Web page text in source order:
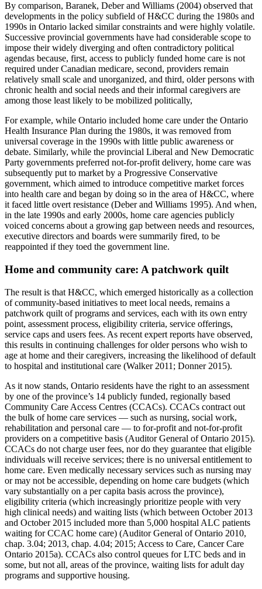
By comparison, Baranek, Deber and Williams (2004) observed that
developments in the policy subfield of H&CC during the 1980s and
1990s in Ontario lacked similar constraints and were highly volatile.
Successive provincial governments have had considerable scope to
impose their widely diverging and often contradictory political
agendas because, first, access to publicly funded home care is not
required under Canadian medicare, second, providers remain
relatively small scale and unorganized, and third, older persons with
chronic health and social needs and their informal caregivers are
among those least likely to be mobilized politically,
For example, while Ontario included home care under the Ontario
Health Insurance Plan during the 1980s, it was removed from
universal coverage in the 1990s with little public awareness or
debate. Similarly, while the provincial Liberal and New Democratic
Party governments preferred not-for-profit delivery, home care was
subsequently put to market by a Progressive Conservative
government, which aimed to introduce competitive market forces
into health care and began by doing so in the area of H&CC, where
it faced little overt resistance (Deber and Williams 1995). And when,
in the late 1990s and early 2000s, home care agencies publicly
voiced concerns about a growing gap between needs and resources,
executive directors and boards were summarily fired, to be
reappointed if they toed the government line.
Home and community care: A patchwork quilt
The result is that H&CC, which emerged historically as a collection
of community-based initiatives to meet local needs, remains a
patchwork quilt of programs and services, each with its own entry
point, assessment process, eligibility criteria, service offerings,
service caps and users fees. As recent expert reports have observed,
this results in continuing challenges for older persons who wish to
age at home and their caregivers, increasing the likelihood of default
to hospital and institutional care (Walker 2011; Donner 2015).
As it now stands, Ontario residents have the right to an assessment
by one of the province’s 14 publicly funded, regionally based
Community Care Access Centres (CCACs). CCACs contract out
the bulk of home care services — such as nursing, social work,
rehabilitation and personal care — to for-profit and not-for-profit
providers on a competitive basis (Auditor General of Ontario 2015).
CCACs do not charge user fees, nor do they guarantee that eligible
individuals will receive services; there is no universal entitlement to
home care. Even medically necessary services such as nursing may
or may not be accessible, depending on home care budgets (which
vary substantially on a per capita basis across the province),
eligibility criteria (which increasingly prioritize people with very
high clinical needs) and waiting lists (which between October 2013
and October 2015 included more than 5,000 hospital ALC patients
waiting for CCAC home care) (Auditor General of Ontario 2010,
chap. 3.04; 2013, chap. 4.04; 2015; Access to Care, Cancer Care
Ontario 2015a). CCACs also control queues for LTC beds and in
some, but not all, areas of the province, waiting lists for adult day
programs and supportive housing.